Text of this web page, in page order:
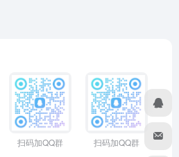
扫码加QQ群 扫码加QQ群